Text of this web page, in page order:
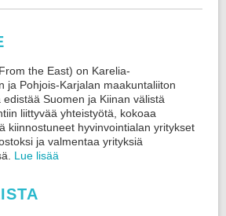
the East) on Karelia-
ja Pohjois-Karjalan maakuntaliiton
Suomen ja Kiinan välistä
liittyvää yhteistyötä, kokoaa
kiinnostuneet hyvinvointialan yritykset
ja valmentaa yrityksiä
Lue lisää